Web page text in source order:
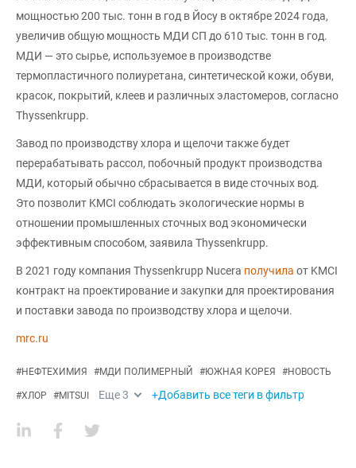
мощностью 200 тыс. тонн в год в Йосу в октябре 2024 года,
увеличив общую мощность МДИ СП до 610 тыс. тонн в год.
МДИ — это сырье, используемое в производстве
термопластичного полиуретана, синтетической кожи, обуви,
красок, покрытий, клеев и различных эластомеров, согласно
Thyssenkrupp.
Завод по производству хлора и щелочи также будет
перерабатывать рассол, побочный продукт производства
МДИ, который обычно сбрасывается в виде сточных вод.
Это позволит KMCI соблюдать экологические нормы в
отношении промышленных сточных вод экономически
эффективным способом, заявила Thyssenkrupp.
В 2021 году компания Thyssenkrupp Nucera получила от KMCI
контракт на проектирование и закупки для проектирования
и поставки завода по производству хлора и щелочи.
mrc.ru
#НЕФТЕХИМИЯ #МДИ ПОЛИМЕРНЫЙ #ЮЖНАЯ КОРЕЯ #НОВОСТЬ
#ХЛОР #MITSUI Еще3 +Добавить все теги в фильтр